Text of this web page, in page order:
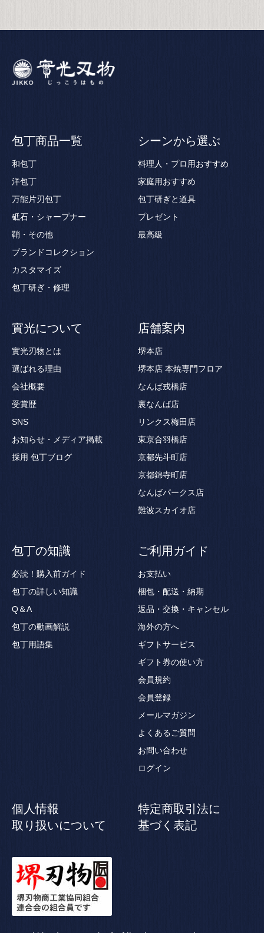
包丁商品一覧
和包丁
洋包丁
万能片刃包丁
砥石・シャープナー
鞘・その他
ブランドコレクション
カスタマイズ
包丁研ぎ・修理
シーンから選ぶ
料理人・プロ用おすすめ
家庭用おすすめ
包丁研ぎと道具
プレゼント
最高級
實光について
實光刃物とは
選ばれる理由
会社概要
受賞歴
SNS
お知らせ・メディア掲載
採用 包丁ブログ
店舗案内
堺本店
堺本店 本焼専門フロア
なんば戎橋店
裏なんば店
リンクス梅田店
東京合羽橋店
京都先斗町店
京都錦寺町店
なんばパークス店
難波スカイオ店
包丁の知識
必読！購入前ガイド
包丁の詳しい知識
Q＆A
包丁の動画解説
包丁用語集
ご利用ガイド
お支払い
梱包・配送・納期
返品・交換・キャンセル
海外の方へ
ギフトサービス
ギフト券の使い方
会員規約
会員登録
メールマガジン
よくあるご質問
お問い合わせ
ログイン
個人情報
取り扱いについて
特定商取引法に
基づく表記